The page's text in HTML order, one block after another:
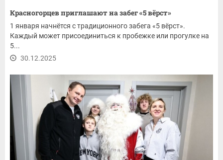
Красногорцев приглашают на забег «5 вёрст»
1 января начнётся с традиционного забега «5 вёрст».
Каждый может присоединиться к пробежке или прогулке на
5...
30.12.2025